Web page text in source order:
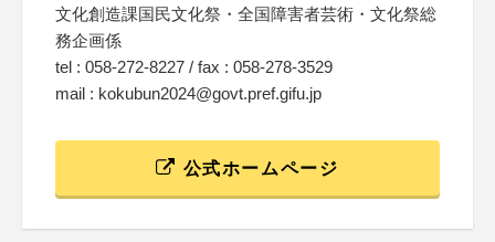
文化創造課国民文化祭・全国障害者芸術・文化祭総
務企画係
tel : 058-272-8227 / fax : 058-278-3529
mail : kokubun2024@govt.pref.gifu.jp
公式ホームページ